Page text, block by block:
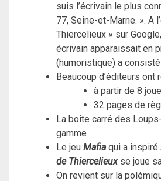
suis l’écrivain le plus
77, Seine-et-Marne. ». A
Thiercelieux » sur
écrivain apparaissait en
(humoristique) a
Beaucoup d’éditeurs ont
à partir de 8
32 pages de
La boite carré des
gamme
Le jeu Mafia qui a inspiré
de Thiercelieuxse joue
On revient sur la